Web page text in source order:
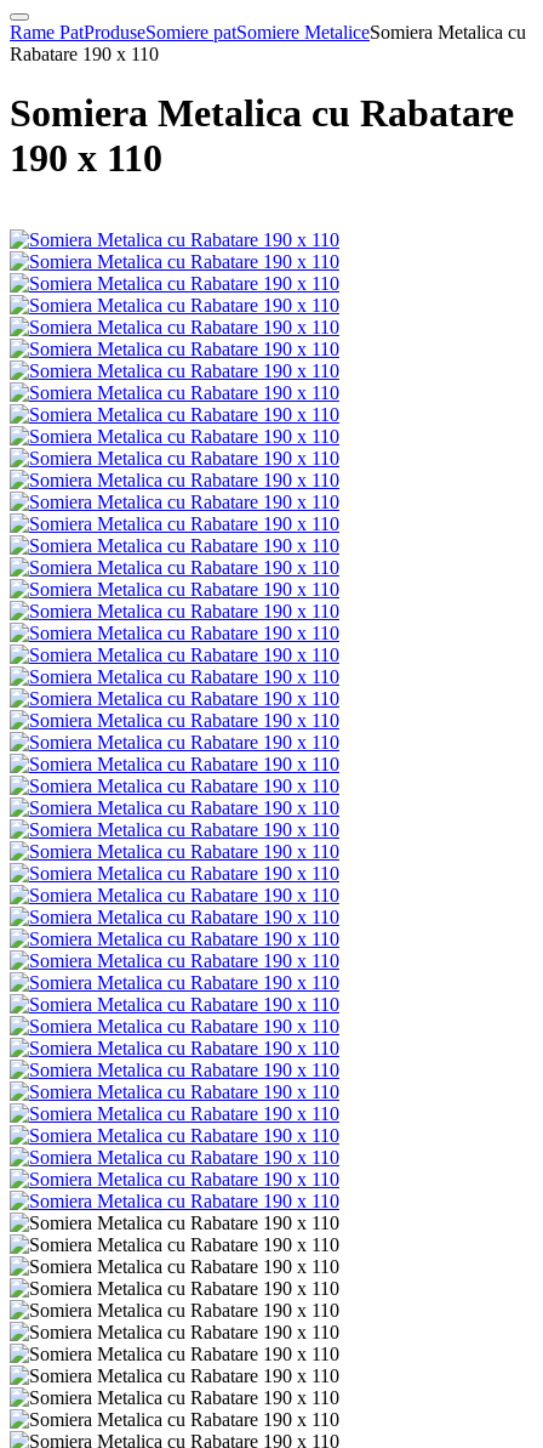
Rame PatProduseSomiere patSomiere MetaliceSomiera Metalica cu
Rabatare 190 x 110
Somiera Metalica cu Rabatare
190 x 110